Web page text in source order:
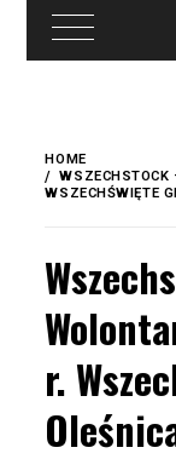
treści
content
HOME
WSZECHSTOCK
WSZECHŚWIĘTE
r.